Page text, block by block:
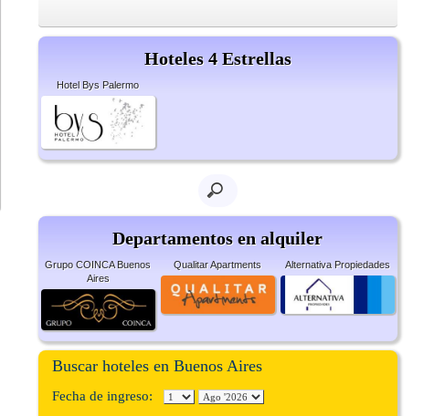
Hoteles 4 Estrellas
Hotel Bys Palermo
Departamentos en alquiler
Grupo COINCA Buenos
Aires
Qualitar Apartments Alternativa Propiedades
Buscar hoteles en Buenos Aires
Fecha de ingreso: